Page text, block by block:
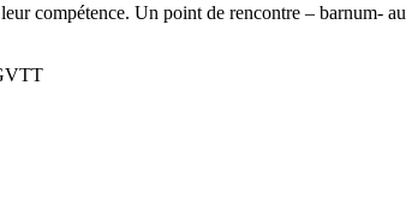
compétence. Un point de rencontre – barnum-